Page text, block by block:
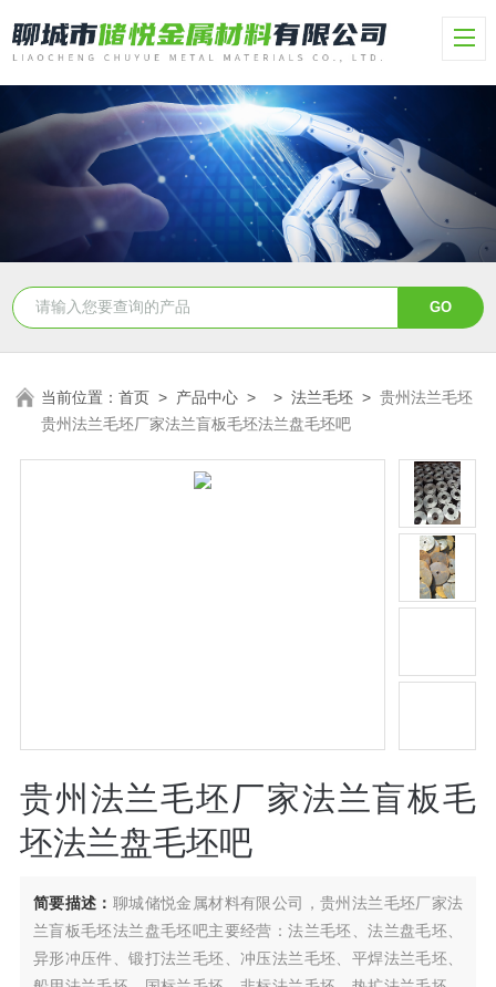
当前位置：首页 > 产品中心 > >法兰毛坯 >贵州法兰毛坯
贵州法兰毛坯厂家法兰盲板毛坯法兰盘毛坯吧
贵州法兰毛坯厂家法兰盲板毛
坯法兰盘毛坯吧
简要描述： 聊城储悦金属材料有限公司，贵州法兰毛坯厂家法
兰盲板毛坯法兰盘毛坯吧主要经营：法兰毛坯、法兰盘毛坯、
异形冲压件、锻打法兰毛坯、冲压法兰毛坯、平焊法兰毛坯、